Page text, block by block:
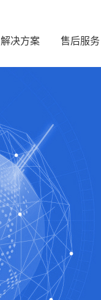
解决方案 售后服务